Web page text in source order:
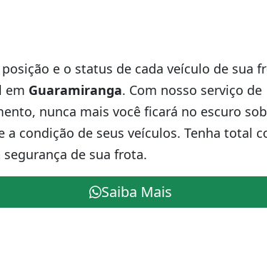
posição e o status de cada veículo de sua
em Guaramiranga. Com nosso serviço de
nunca mais você ficará no escuro
a condição de seus veículos. Tenha total
de sua frota.
Saiba Mais